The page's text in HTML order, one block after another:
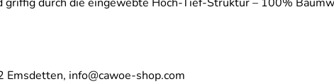
info@cawoe-shop.com